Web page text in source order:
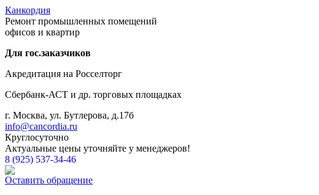
Канкордия
Ремонт промышленных помещений
офисов и квартир
Для гос.заказчиков
Акредитация на Росселторг
Сбербанк-АСТ и др. торговых площадках
г. Москва, ул. Бутлерова, д.17б
info@cancordia.ru
Круглосуточно
Актуальные цены уточняйте у менеджеров!
8 (925) 537-34-46
Оставить обращение